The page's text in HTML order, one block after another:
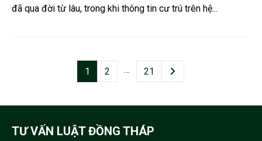
đã qua đời từ lâu, trong khi thông tin cư trú trên hệ...
1 2 … 21
TƯ VẤN LUẬT ĐỒNG THÁP